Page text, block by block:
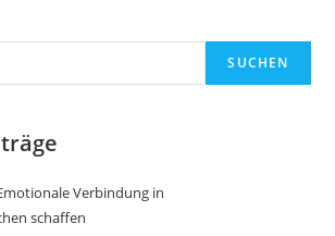
SUCHEN
Verbindung in
schaffen